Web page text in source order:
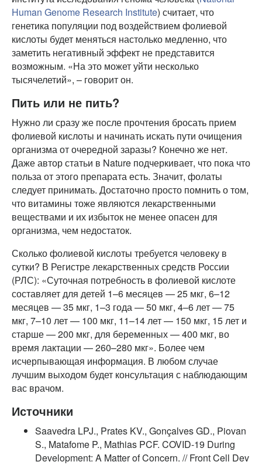
Human Genome Research Institute) считает, что
генетика популяции под воздействием фолиевой
кислоты будет меняться настолько медленно, что
заметить негативный эффект не представится
возможным. «На это может уйти несколько
тысячелетий», – говорит он.
Пить или не пить?
Нужно ли сразу же после прочтения бросать прием
фолиевой кислоты и начинать искать пути очищения
организма от очередной заразы? Конечно же нет.
Даже автор статьи в Nature подчеркивает, что пока что
польза от этого препарата есть. Значит, фолаты
следует принимать. Достаточно просто помнить о том,
что витамины тоже являются лекарственными
веществами и их избыток не менее опасен для
организма, чем недостаток.
Сколько фолиевой кислоты требуется человеку в
сутки? В Регистре лекарственных средств России
(РЛС): «Суточная потребность в фолиевой кислоте
составляет для детей 1–6 месяцев — 25 мкг, 6–12
месяцев — 35 мкг, 1–3 года — 50 мкг, 4–6 лет — 75
мкг, 7–10 лет — 100 мкг, 11–14 лет — 150 мкг, 15 лет и
старше — 200 мкг, для беременных — 400 мкг, во
время лактации — 260–280 мкг». Более чем
исчерпывающая информация. В любом случае
лучшим выходом будет консультация с наблюдающим
вас врачом.
Источники
Saavedra LPJ., Prates KV., Gonçalves GD., Piovan
S., Matafome P., Mathias PCF. COVID-19 During
Development: A Matter of Concern. // Front Cell Dev